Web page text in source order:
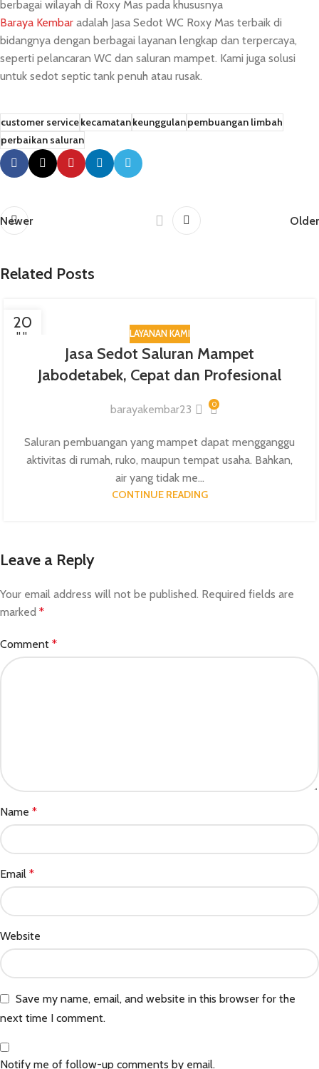
berbagai wilayah di Roxy Mas pada khususnya
Baraya Kembar adalah Jasa Sedot WC Roxy Mas terbaik di
bidangnya dengan berbagai layanan lengkap dan terpercaya,
seperti pelancaran WC dan saluran mampet. Kami juga solusi
untuk sedot septic tank penuh atau rusak.
customer servicekecamatankeunggulanpembuangan limbah
perbaikan saluran
Newer Older
Related Posts
20
JUL LAYANAN KAMI
Jasa Sedot Saluran Mampet
Jabodetabek, Cepat dan Profesional
barayakembar23 0
Saluran pembuangan yang mampet dapat mengganggu
aktivitas di rumah, ruko, maupun tempat usaha. Bahkan,
air yang tidak me...
CONTINUE READING
Leave a Reply
Your email address will not be published. Required fields are
marked *
Comment *
Name *
Email *
Website
Save my name, email, and website in this browser for the
next time I comment.
Notify me of follow-up comments by email.